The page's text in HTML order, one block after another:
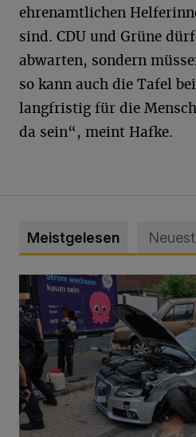
ehrenamtlichen
sind. CDU und Grüne
abwarten, sondern
so kann auch die Tafel
langfristig für die
da sein“, meint Hafke.
Meistgelesen
Schwerer Unfall mit 2,48